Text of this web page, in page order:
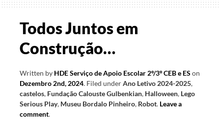
Espírito
Natal
Todos Juntos em
Construção…
Written by HDE Serviço de Apoio Escolar 2º/3º CEB e ES on
Dezembro 2nd, 2024. Filed underAno Letivo 2024-2025,
castelos, Fundação Calouste Gulbenkian, Halloween, Lego
Serious Play, Museu Bordalo Pinheiro, Robot. Leave a
comment.